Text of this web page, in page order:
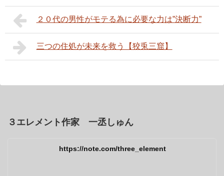
２０代の男性がモテる為に必要な力は”決断力”
三つの住処が未来を救う【狡兎三窟】
３エレメント作家 一丞しゅん
https://note.com/three_element